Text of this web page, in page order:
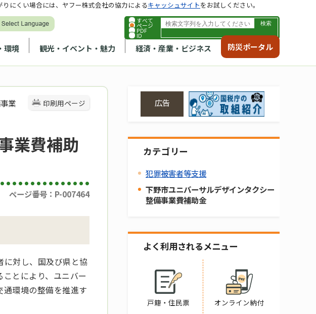
すべて
ページ
PDF
ID
環境 観光・イベント・魅力 経済・産業・ビジネス 防災ポータル
にくい場合には、ヤフー株式会社の協力によるキャッシュサイトをお試しください。
印刷用ページ
業
業費補助
ページ番号：P-007464
に対し、国及び県と協
とにより、ユニバー
環境の整備を推進す
広告
カテゴリー
犯罪被害者等支援
下野市ユニバーサルデザインタクシー
整備事業費補助金
よく利用されるメニュー
戸籍・住民票 オンライン納付